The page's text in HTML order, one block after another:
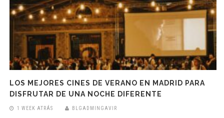
LOS MEJORES CINES DE VERANO EN MADRID PARA
DISFRUTAR DE UNA NOCHE DIFERENTE
1 WEEK ATRÁS BLGADMINGAVIR